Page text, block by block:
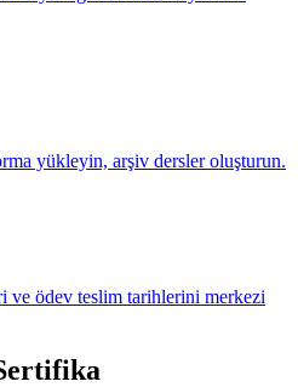
yükleyin, arşiv dersler oluşturun.
ve ödev teslim tarihlerini merkezi